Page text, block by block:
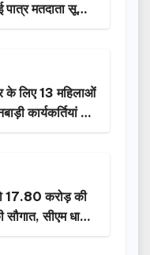
पात्र मतदाता सूची
के लिए 13 महिलाओं
कार्यकर्तियां भी
17.80 करोड़ की
सीएम धामी